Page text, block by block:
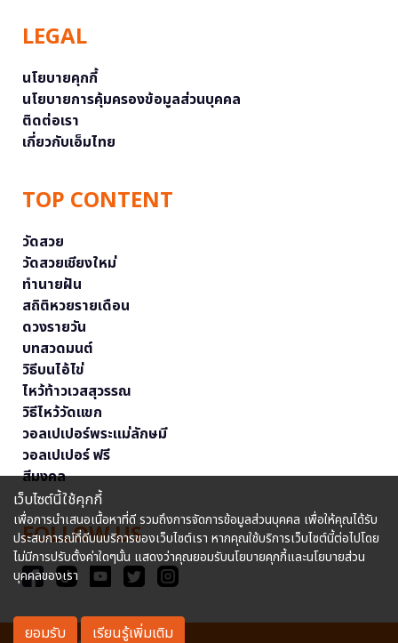
LEGAL
นโยบายคุกกี้
นโยบายการคุ้มครองข้อมูลส่วนบุคคล
ติดต่อเรา
เกี่ยวกับเอ็มไทย
TOP CONTENT
วัดสวย
วัดสวยเชียงใหม่
ทำนายฝัน
สถิติหวยรายเดือน
ดวงรายวัน
บทสวดมนต์
วิธีบนไอ้ไข่
ไหว้ท้าวเวสสุวรรณ
วิธีไหว้วัดแขก
วอลเปเปอร์พระแม่ลักษมี
วอลเปเปอร์ ฟรี
สีมงคล
FOLLOW US
เว็บไซต์นี้ใช้คุกกี้
เพื่อการนำเสนอเนื้อหาที่ดี รวมถึงการจัดการข้อมูลส่วนบุคคล เพื่อให้คุณได้รับ
ประสบการณ์ที่ดีบนบริการของเว็บไซต์เรา หากคุณใช้บริการเว็บไซต์นี้ต่อไปโดย
ไม่มีการปรับตั้งค่าใดๆนั้น แสดงว่าคุณยอมรับนโยบายคุกกี้และนโยบายส่วน
บุคคลของเรา
ยอมรับ เรียนรู้เพิ่มเติม